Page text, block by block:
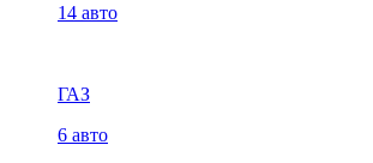
14 авто
ГАЗ
6 авто